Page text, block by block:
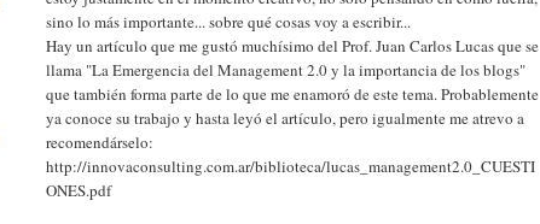
sino lo más importante... sobre qué cosas voy a escribir...
Hay un artículo que me gustó muchísimo del Prof. Juan Carlos Lucas que se
llama "La Emergencia del Management 2.0 y la importancia de los blogs"
que también forma parte de lo que me enamoró de este tema. Probablemente
ya conoce su trabajo y hasta leyó el artículo, pero igualmente me atrevo a
recomendárselo:
http://innovaconsulting.com.ar/biblioteca/lucas_management2.0_CUESTI
ONES.pdf